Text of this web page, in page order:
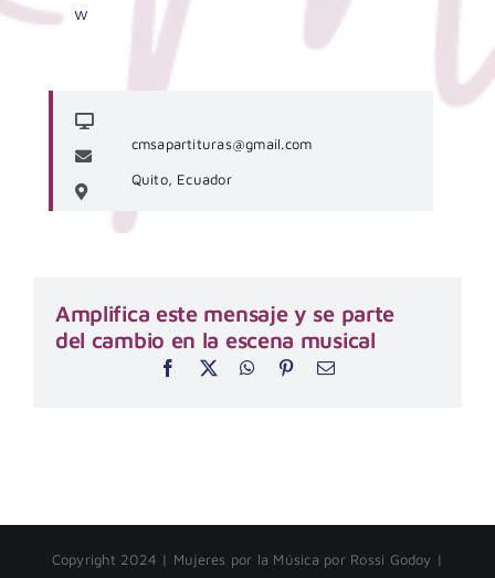
w
cmsapartituras@gmail.com
Quito, Ecuador
Amplifica este mensaje y se parte
del cambio en la escena musical
Copyright 2024 | Mujeres por la Música por Rossi Godoy |